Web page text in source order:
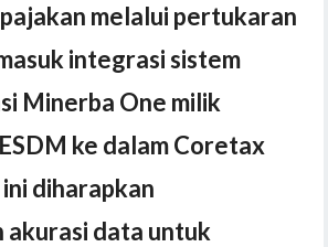
melalui pertukaran
integrasi sistem
Minerba One milik
ke dalam Coretax
diharapkan
akurasi data untuk